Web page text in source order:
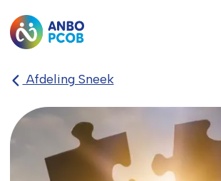
Afdeling Sneek